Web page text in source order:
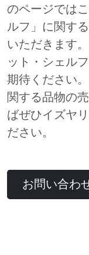
のページでは
ルフ」に関す
いただきます
ット・シェル
期待ください
関する品物の
ばぜひイズヤ
ださい。
お問い合わ